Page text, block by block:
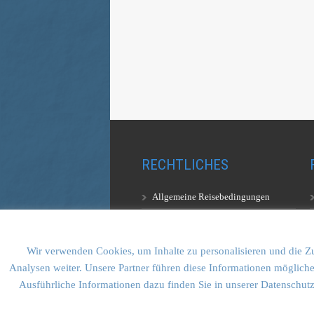
RECHTLICHES
Allgemeine Reisebedingungen
Datenschutzerklärung
Wir verwenden Cookies, um Inhalte zu personalisieren und die
Analysen weiter. Unsere Partner führen diese Informationen
Ausführliche Informationen dazu finden Sie in unserer